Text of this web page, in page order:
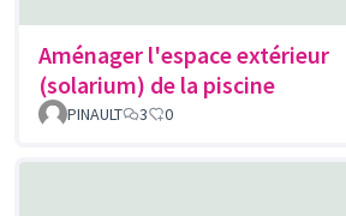
Aménager l'espace extérieur
(solarium) de la piscine
PINAULT 3 0